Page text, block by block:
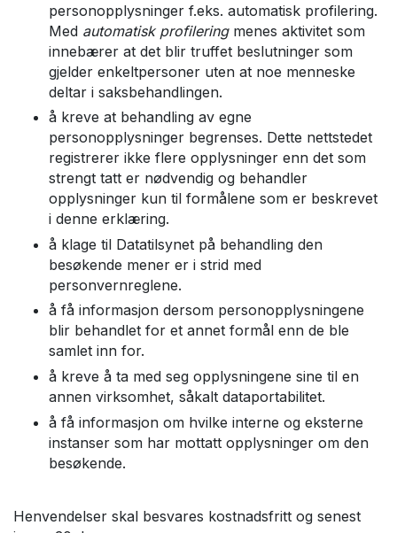
personopplysninger f.eks. automatisk profilering.
Med automatisk profileringmenes aktivitet som
innebærer at det blir truffet beslutninger som
gjelder enkeltpersoner uten at noe menneske
deltar i saksbehandlingen.
å kreve at behandling av egne
personopplysninger begrenses. Dette nettstedet
registrerer ikke flere opplysninger enn det som
strengt tatt er nødvendig og behandler
opplysninger kun til formålene som er beskrevet
i denne erklæring.
å klage til Datatilsynet på behandling den
besøkende mener er i strid med
personvernreglene.
å få informasjon dersom personopplysningene
blir behandlet for et annet formål enn de ble
samlet inn for.
å kreve å ta med seg opplysningene sine til en
annen virksomhet, såkalt dataportabilitet.
å få informasjon om hvilke interne og eksterne
instanser som har mottatt opplysninger om den
besøkende.
Henvendelser skal besvares kostnadsfritt og senest